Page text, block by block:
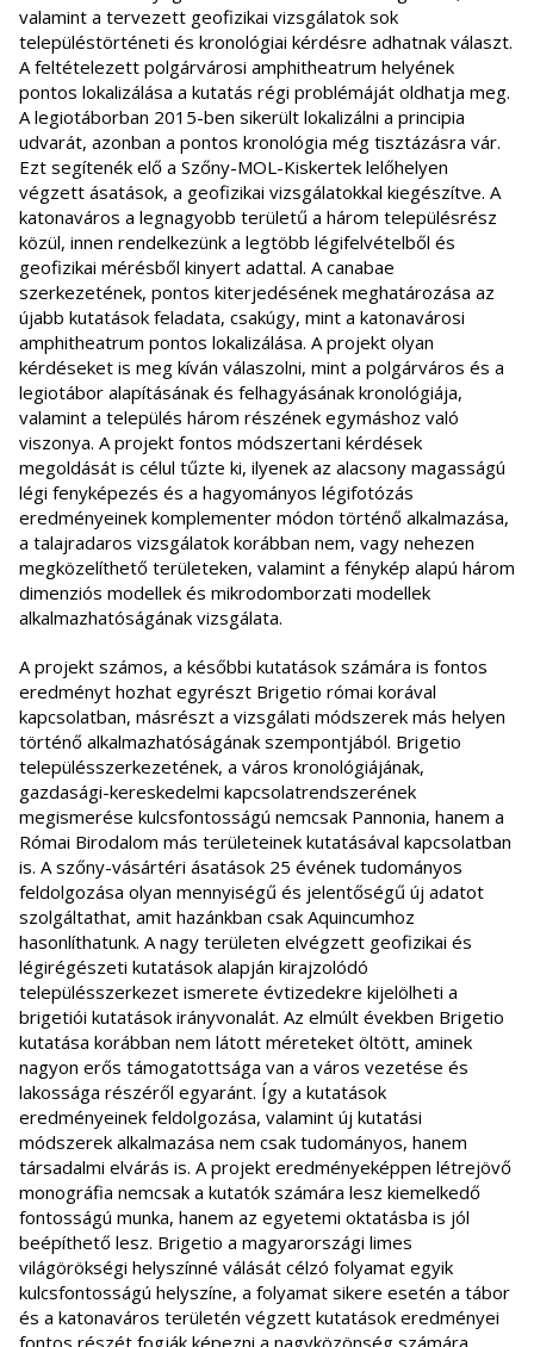
valamint a tervezett geofizikai vizsgálatok sok
településtörténeti és kronológiai kérdésre adhatnak választ.
A feltételezett polgárvárosi amphitheatrum helyének
pontos lokalizálása a kutatás régi problémáját oldhatja meg.
A legiotáborban 2015-ben sikerült lokalizálni a principia
udvarát, azonban a pontos kronológia még tisztázásra vár.
Ezt segítenék elő a Szőny-MOL-Kiskertek lelőhelyen
végzett ásatások, a geofizikai vizsgálatokkal kiegészítve. A
katonaváros a legnagyobb területű a három településrész
közül, innen rendelkezünk a legtöbb légifelvételből és
geofizikai mérésből kinyert adattal. A canabae
szerkezetének, pontos kiterjedésének meghatározása az
újabb kutatások feladata, csakúgy, mint a katonavárosi
amphitheatrum pontos lokalizálása. A projekt olyan
kérdéseket is meg kíván válaszolni, mint a polgárváros és a
legiotábor alapításának és felhagyásának kronológiája,
valamint a település három részének egymáshoz való
viszonya. A projekt fontos módszertani kérdések
megoldását is célul tűzte ki, ilyenek az alacsony magasságú
légi fenyképezés és a hagyományos légifotózás
eredményeinek komplementer módon történő alkalmazása,
a talajradaros vizsgálatok korábban nem, vagy nehezen
megközelíthető területeken, valamint a fénykép alapú három
dimenziós modellek és mikrodomborzati modellek
alkalmazhatóságának vizsgálata.
A projekt számos, a későbbi kutatások számára is fontos
eredményt hozhat egyrészt Brigetio római korával
kapcsolatban, másrészt a vizsgálati módszerek más helyen
történő alkalmazhatóságának szempontjából. Brigetio
településszerkezetének, a város kronológiájának,
gazdasági-kereskedelmi kapcsolatrendszerének
megismerése kulcsfontosságú nemcsak Pannonia, hanem a
Római Birodalom más területeinek kutatásával kapcsolatban
is. A szőny-vásártéri ásatások 25 évének tudományos
feldolgozása olyan mennyiségű és jelentőségű új adatot
szolgáltathat, amit hazánkban csak Aquincumhoz
hasonlíthatunk. A nagy területen elvégzett geofizikai és
légirégészeti kutatások alapján kirajzolódó
településszerkezet ismerete évtizedekre kijelölheti a
brigetiói kutatások irányvonalát. Az elmúlt években Brigetio
kutatása korábban nem látott méreteket öltött, aminek
nagyon erős támogatottsága van a város vezetése és
lakossága részéről egyaránt. Így a kutatások
eredményeinek feldolgozása, valamint új kutatási
módszerek alkalmazása nem csak tudományos, hanem
társadalmi elvárás is. A projekt eredményeképpen létrejövő
monográfia nemcsak a kutatók számára lesz kiemelkedő
fontosságú munka, hanem az egyetemi oktatásba is jól
beépíthető lesz. Brigetio a magyarországi limes
világörökségi helyszínné válását célzó folyamat egyik
kulcsfontosságú helyszíne, a folyamat sikere esetén a tábor
és a katonaváros területén végzett kutatások eredményei